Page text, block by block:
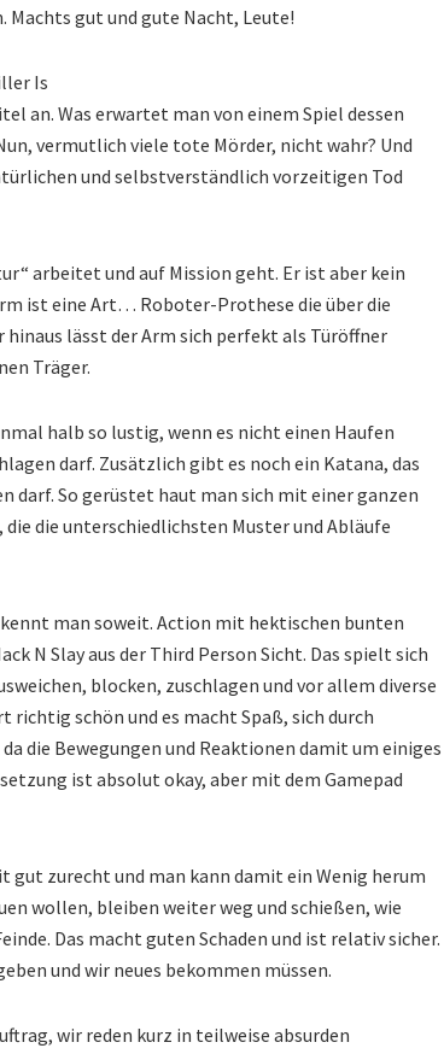
Machts gut und gute Nacht, Leute!
Is
an. Was erwartet man von einem Spiel dessen
vermutlich viele tote Mörder, nicht wahr? Und
und selbstverständlich vorzeitigen Tod
arbeitet und auf Mission geht. Er ist aber kein
ist eine Art… Roboter-Prothese die über die
lässt der Arm sich perfekt als Türöffner
Träger.
halb so lustig, wenn es nicht einen Haufen
darf. Zusätzlich gibt es noch ein Katana, das
darf. So gerüstet haut man sich mit einer ganzen
die unterschiedlichsten Muster und Abläufe
kennt man soweit. Action mit hektischen bunten
N Slay aus der Third Person Sicht. Das spielt sich
blocken, zuschlagen und vor allem diverse
schön und es macht Spaß, sich durch
die Bewegungen und Reaktionen damit um einiges
ist absolut okay, aber mit dem Gamepad
zurecht und man kann damit ein Wenig herum
wollen, bleiben weiter weg und schießen, wie
Das macht guten Schaden und ist relativ sicher.
und wir neues bekommen müssen.
wir reden kurz in teilweise absurden